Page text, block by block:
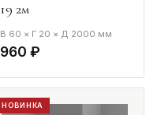
19 2м
В 60 × Г 20 × Д 2000 мм
960 ₽
НОВИНКА